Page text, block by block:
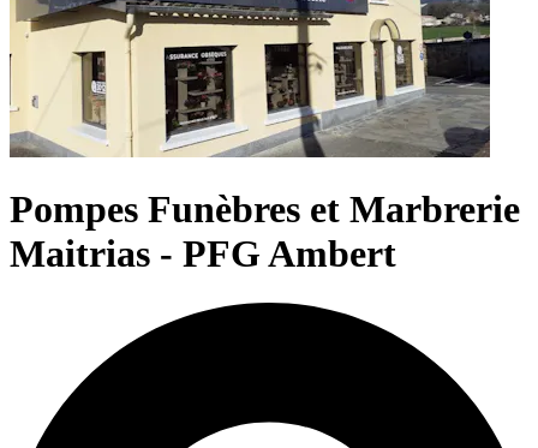
Pompes Funèbres et Marbrerie
Maitrias - PFG Ambert